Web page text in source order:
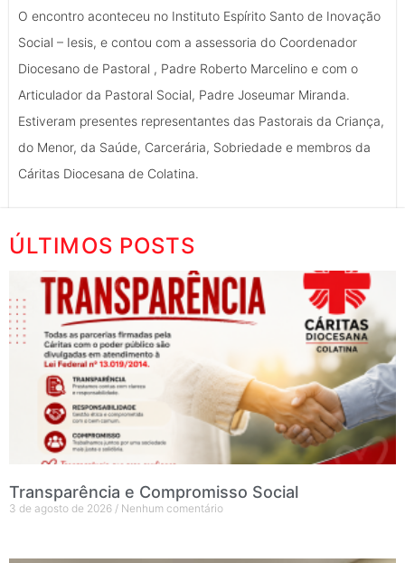
O encontro aconteceu no Instituto Espírito Santo de Inovação
Social – Iesis, e contou com a assessoria do Coordenador
Diocesano de Pastoral , Padre Roberto Marcelino e com o
Articulador da Pastoral Social, Padre Joseumar Miranda.
Estiveram presentes representantes das Pastorais da Criança,
do Menor, da Saúde, Carcerária, Sobriedade e membros da
Cáritas Diocesana de Colatina.
ÚLTIMOS POSTS
Transparência e Compromisso Social
3 de agosto de 2026 Nenhum comentário